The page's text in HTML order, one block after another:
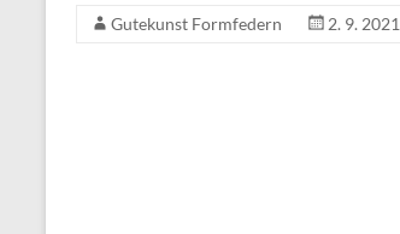
Gutekunst Formfedern 2. 9. 2021